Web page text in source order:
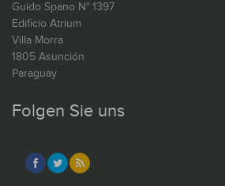
Guido Spano N° 1397
Edificio Atrium
Villa Morra
1805 Asunción
Paraguay
Folgen Sie uns